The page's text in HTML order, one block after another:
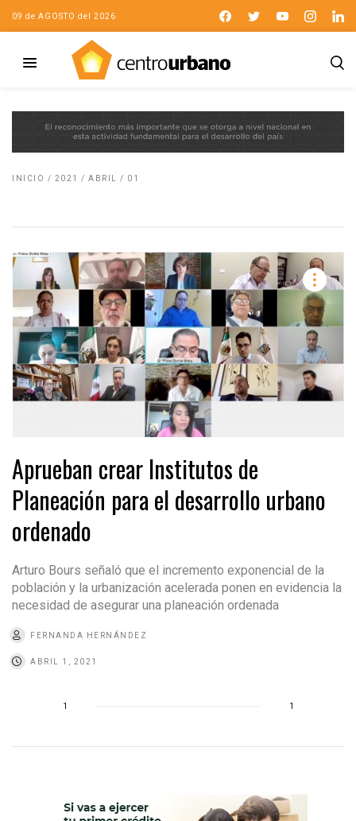
09 de AGOSTO del 2026
INICIO / 2021 / ABRIL / 01
Aprueban crear Institutos de
Planeación para el desarrollo urbano
ordenado
Arturo Bours señaló que el incremento exponencial de la
población y la urbanización acelerada ponen en evidencia la
necesidad de asegurar una planeación ordenada
FERNANDA HERNÁNDEZ
ABRIL 1, 2021
1 1